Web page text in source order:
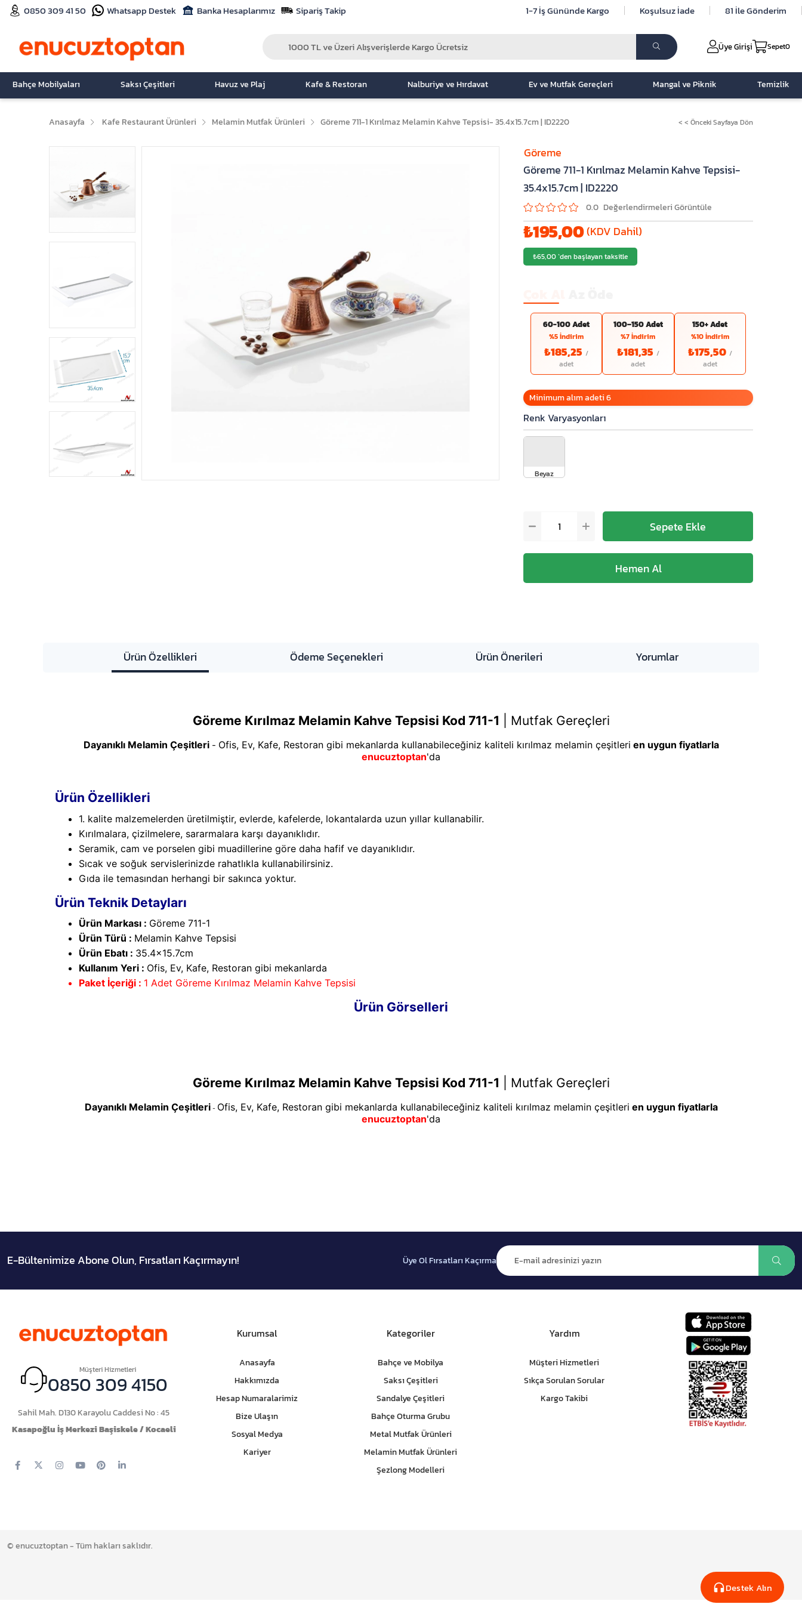
Destek Alın
0850 309 41 50 Whatsapp Destek Banka Hesaplarımız Sipariş Takip 1-7 İş Gününde Kargo Koşulsuz İade 81 İle Gönderim
Üye Girişi Sepet0
Bahçe Mobilyaları Saksı Çeşitleri Havuz ve Plaj Kafe & Restoran Nalburiye ve Hırdavat Ev ve Mutfak Gereçleri Mangal ve Piknik Temizlik
Anasayfa Kafe Restaurant Ürünleri Melamin Mutfak Ürünleri Göreme 711-1 Kırılmaz Melamin Kahve Tepsisi- 35.4x15.7cm | ID2220 < < Önceki Sayfaya Dön
Göreme 711-1 Kırılmaz Melamin Kahve Tepsisi-
35.4x15.7cm | ID2220
0.0
₺195,00(KDV Dahil)
₺65,00`den başlayan taksitle
Göreme
60-100 Adet
%5 İndirim
₺185,25
100–150 Adet
%7 İndirim
₺181,35
150+ Adet
%10 İndirim
₺175,50
Minimum alım adeti 6
Renk Varyasyonları
Ürün Özellikleri Ödeme Seçenekleri Ürün Önerileri Yorumlar
Göreme Kırılmaz Melamin Kahve Tepsisi Kod 711-1 Mutfak Gereçleri
Dayanıklı Melamin Çeşitleri- Ofis, Ev, Kafe, Restoran gibi mekanlarda kullanabileceğiniz kaliteli kırılmaz melamin çeşitleri en uygun fiyatlarla
enucuztoptan'da
Ürün Özellikleri
1. kalite malzemelerden üretilmiştir, evlerde, kafelerde, lokantalarda uzun yıllar kullanabilir.
Kırılmalara, çizilmelere, sararmalara karşı dayanıklıdır.
Seramik, cam ve porselen gibi muadillerine göre daha hafif ve dayanıklıdır.
Sıcak ve soğuk servislerinizde rahatlıkla kullanabilirsiniz.
Gıda ile temasından herhangi bir sakınca yoktur.
Ürün Teknik Detayları
Ürün Markası : Göreme 711-1
Ürün Türü : Melamin Kahve Tepsisi
Ürün Ebatı : 35.4x15.7cm
Kullanım Yeri : Ofis, Ev, Kafe, Restoran gibi mekanlarda
Paket İçeriği : 1 Adet Göreme Kırılmaz Melamin Kahve Tepsisi
Ürün Görselleri
Göreme Kırılmaz Melamin Kahve Tepsisi Kod 711-1 Mutfak Gereçleri
Dayanıklı Melamin Çeşitleri- Ofis, Ev, Kafe, Restoran gibi mekanlarda kullanabileceğiniz kaliteli kırılmaz melamin çeşitleri en uygun fiyatlarla
enucuztoptan'da
E-Bültenimize Abone Olun, Fırsatları Kaçırmayın! Üye Ol Fırsatları Kaçırma
Müşteri Hizmetleri
0850 309 4150
Sahil Mah. D130 Karayolu Caddesi No : 45
Kasapoğlu İş Merkezi Başiskele / Kocaeli
Kurumsal
Anasayfa
Hakkımızda
Hesap Numaralarimiz
Bize Ulaşın
Sosyal Medya
Kariyer
Kategoriler
Bahçe ve Mobilya
Saksı Çeşitleri
Sandalye Çeşitleri
Bahçe Oturma Grubu
Metal Mutfak Ürünleri
Melamin Mutfak Ürünleri
Şezlong Modelleri
Yardım
Müşteri Hizmetleri
Sıkça Sorulan Sorular
Kargo Takibi
© enucuztoptan - Tüm hakları saklıdır.